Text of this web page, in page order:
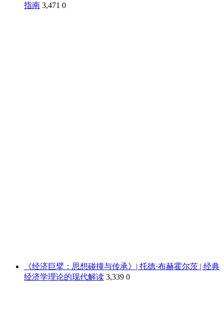
指南 3,471 0
《经济巨擘：思想碰撞与传承》| 托德·布赫霍尔茨 | 经典
经济学理论的现代解读 3,339 0